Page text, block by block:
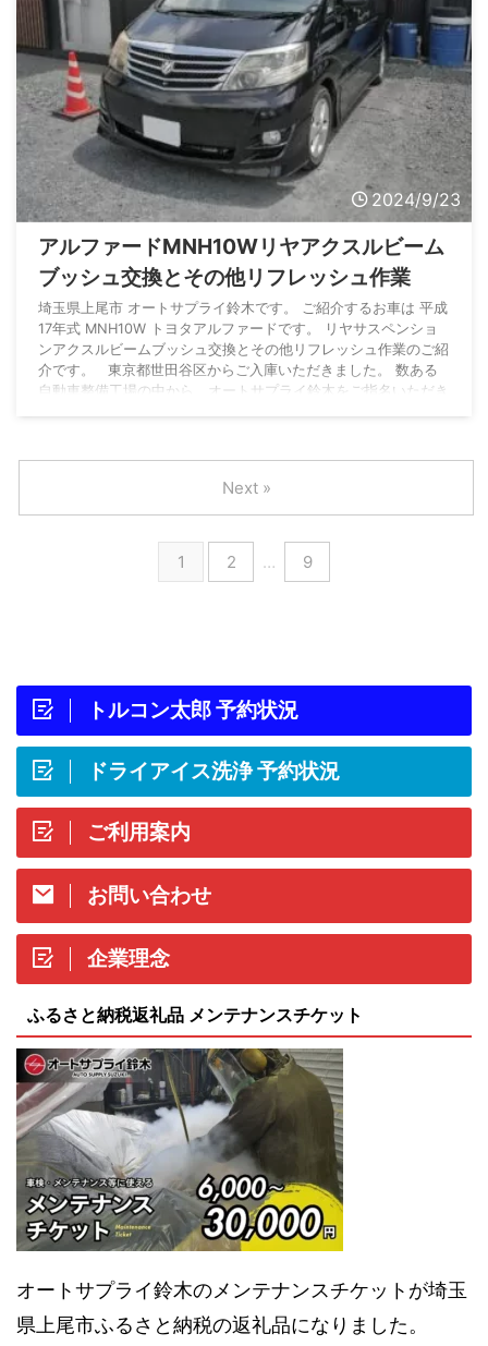
2024/9/23
アルファードMNH10Wリヤアクスルビーム
ブッシュ交換とその他リフレッシュ作業
埼玉県上尾市 オートサプライ鈴木です。 ご紹介するお車は 平成
17年式 MNH10W トヨタアルファードです。 リヤサスペンショ
ンアクスルビームブッシュ交換とその他リフレッシュ作業のご紹
介です。 東京都世田谷区からご入庫いただきました。 数ある
自動車整備工場の中から、オートサプライ鈴木をご指名いただき
1 2 … 9
Next »
トルコン太郎 予約状況
ドライアイス洗浄 予約状況
ご利用案内
お問い合わせ
企業理念
ふるさと納税返礼品 メンテナンスチケット
オートサプライ鈴木のメンテナンスチケットが埼玉
県上尾市ふるさと納税の返礼品になりました。